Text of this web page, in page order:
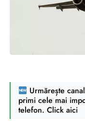
Urmărește
primi cele mai
telefon. Click aici